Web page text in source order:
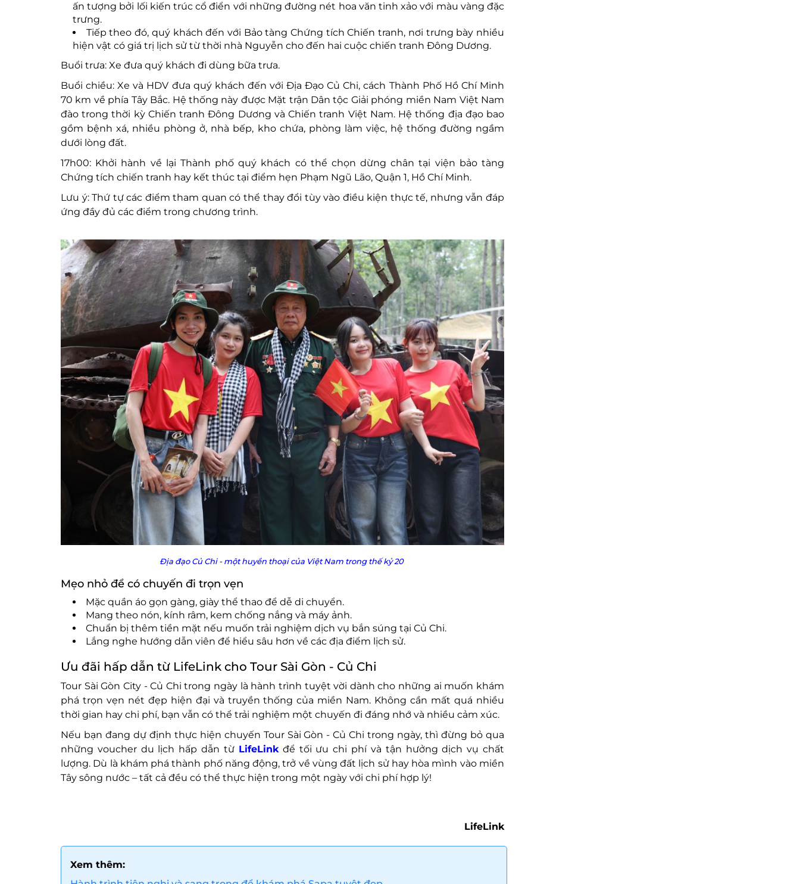
ấn tượng bởi lối kiến trúc cổ điển với những đường nét hoa văn tinh xảo với màu vàng đặc
trưng.
Tiếp theo đó, quý khách đến với Bảo tàng Chứng tích Chiến tranh, nơi trưng bày nhiều
hiện vật có giá trị lịch sử từ thời nhà Nguyễn cho đến hai cuộc chiến tranh Đông Dương.
Buổi trưa: Xe đưa quý khách đi dùng bữa trưa.
Buổi chiều: Xe và HDV đưa quý khách đến với Địa Đạo Củ Chi, cách Thành Phố Hồ Chí Minh
70 km về phía Tây Bắc. Hệ thống này được Mặt trận Dân tộc Giải phóng miền Nam Việt Nam
đào trong thời kỳ Chiến tranh Đông Dương và Chiến tranh Việt Nam. Hệ thống địa đạo bao
gồm bệnh xá, nhiều phòng ở, nhà bếp, kho chứa, phòng làm việc, hệ thống đường ngầm
dưới lòng đất.
17h00: Khởi hành về lại Thành phố quý khách có thể chọn dừng chân tại viện bảo tàng
Chứng tích chiến tranh hay kết thúc tại điểm hẹn Phạm Ngũ Lão, Quận 1, Hồ Chí Minh.
Lưu ý: Thứ tự các điểm tham quan có thể thay đổi tùy vào điều kiện thực tế, nhưng vẫn đáp
ứng đầy đủ các điểm trong chương trình.
Địa đạo Củ Chi - một huyền thoại của Việt Nam trong thế kỷ 20
Mẹo nhỏ để có chuyến đi trọn vẹn
Mặc quần áo gọn gàng, giày thể thao để dễ di chuyển.
Mang theo nón, kính râm, kem chống nắng và máy ảnh.
Chuẩn bị thêm tiền mặt nếu muốn trải nghiệm dịch vụ bắn súng tại Củ Chi.
Lắng nghe hướng dẫn viên để hiểu sâu hơn về các địa điểm lịch sử.
Ưu đãi hấp dẫn từ LifeLink cho Tour Sài Gòn - Củ Chi
Tour Sài Gòn City - Củ Chi trong ngày là hành trình tuyệt vời dành cho những ai muốn khám
phá trọn vẹn nét đẹp hiện đại và truyền thống của miền Nam. Không cần mất quá nhiều
thời gian hay chi phí, bạn vẫn có thể trải nghiệm một chuyến đi đáng nhớ và nhiều cảm xúc.
Nếu bạn đang dự định thực hiện chuyến Tour Sài Gòn - Củ Chi trong ngày, thì đừng bỏ qua
những voucher du lịch hấp dẫn từ LifeLinkđể tối ưu chi phí và tận hưởng dịch vụ chất
lượng. Dù là khám phá thành phố năng động, trở về vùng đất lịch sử hay hòa mình vào miền
Tây sông nước – tất cả đều có thể thực hiện trong một ngày với chi phí hợp lý!
LifeLink
Xem thêm: